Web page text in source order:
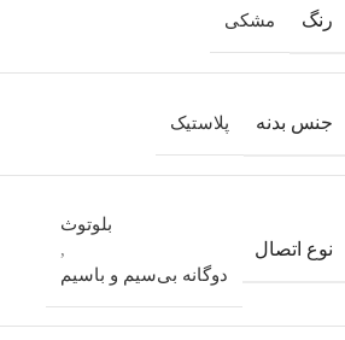
رنگ مشکی
جنس بدنه پلاستیک
نوع اتصال
بلوتوث
,
دوگانه بی‌سیم و باسیم